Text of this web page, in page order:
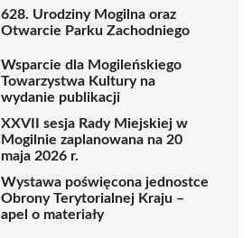
628. Urodziny Mogilna oraz
Otwarcie Parku Zachodniego
Wsparcie dla Mogileńskiego
Towarzystwa Kultury na
wydanie publikacji
XXVII sesja Rady Miejskiej w
Mogilnie zaplanowana na 20
maja 2026 r.
Wystawa poświęcona jednostce
Obrony Terytorialnej Kraju –
apel o materiały